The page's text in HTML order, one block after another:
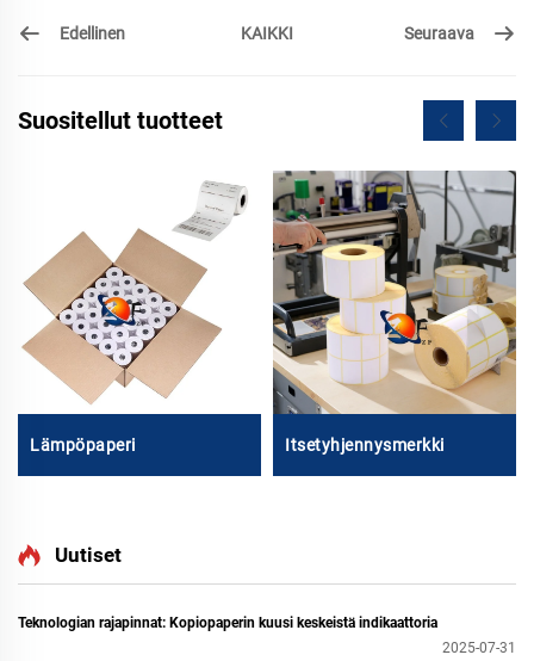
Edellinen KAIKKI Seuraava
Suositellut tuotteet
Lämpöpaperi Itsetyhjennysmerkki
Uutiset
Teknologian rajapinnat: Kopiopaperin kuusi keskeistä indikaattoria
2025-07-31